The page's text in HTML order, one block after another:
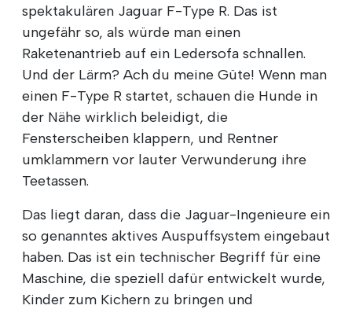
spektakulären Jaguar F-Type R. Das ist
ungefähr so, als würde man einen
Raketenantrieb auf ein Ledersofa schnallen.
Und der Lärm? Ach du meine Güte! Wenn man
einen F-Type R startet, schauen die Hunde in
der Nähe wirklich beleidigt, die
Fensterscheiben klappern, und Rentner
umklammern vor lauter Verwunderung ihre
Teetassen.
Das liegt daran, dass die Jaguar-Ingenieure ein
so genanntes aktives Auspuffsystem eingebaut
haben. Das ist ein technischer Begriff für eine
Maschine, die speziell dafür entwickelt wurde,
Kinder zum Kichern zu bringen und